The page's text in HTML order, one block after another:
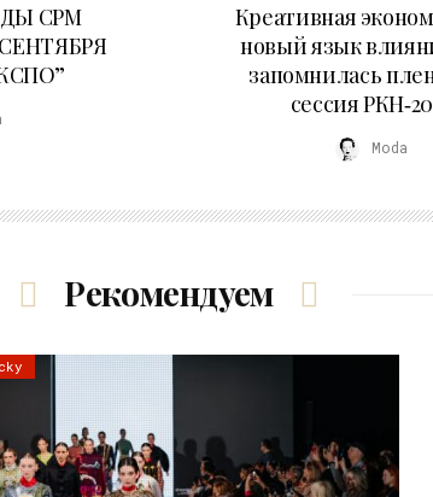
CPM
Креативная
новый язык
запомнилась
сессия
Moda
Рекомендуем